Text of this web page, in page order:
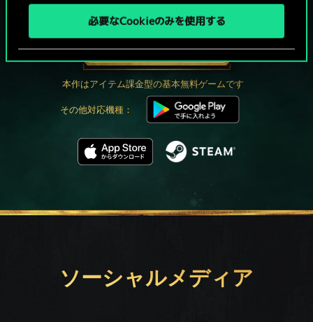
必要なCookieのみを使用する
か？
PCで無料プレイ！
本作はアイテム課金型の基本無料ゲームです
その他対応機種：
ソーシャルメディア